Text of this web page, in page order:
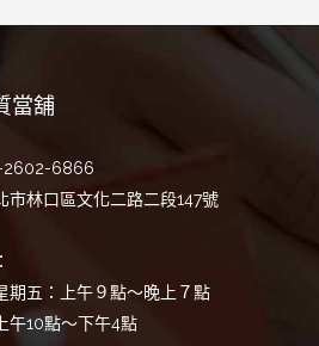
當舖
2602-6866
市林口區文化二路二段147號
期五：上午９點～晚上７點
午10點～下午4點